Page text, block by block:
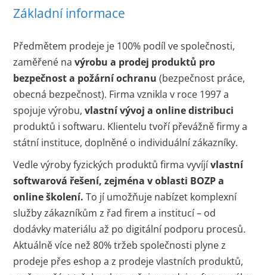
Základní informace
Předmětem prodeje je 100% podíl ve společnosti,
zaměřené na výrobu a prodej produktů pro
bezpečnost a požární ochranu (bezpečnost práce,
obecná bezpečnost). Firma vznikla v roce 1997 a
spojuje výrobu, vlastní vývoj a online distribuci
produktů i softwaru. Klientelu tvoří převážně firmy a
státní instituce, doplněné o individuální zákazníky.
Vedle výroby fyzických produktů firma vyvíjívlastní
softwarová řešení, zejména v oblasti BOZP a
online školení. To jí umožňuje nabízet komplexní
služby zákazníkům z řad firem a institucí – od
dodávky materiálu až po digitální podporu procesů.
Aktuálně více než 80% tržeb společnosti plyne z
prodeje přes eshop a z prodeje vlastních produktů,